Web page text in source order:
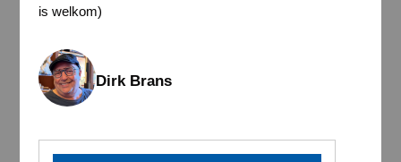
is welkom)
Dirk Brans